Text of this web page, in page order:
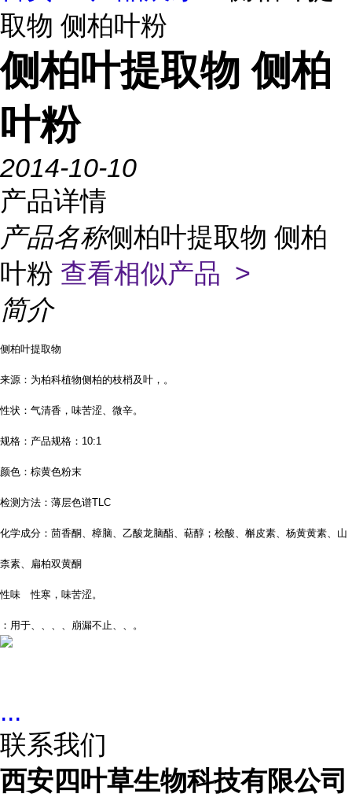
取物 侧柏叶粉
侧柏叶提取物 侧柏
叶粉
2014-10-10
产品详情
产品名称侧柏叶提取物 侧柏
叶粉 查看相似产品 >
简介
侧柏叶提取物
来源：为柏科植物侧柏的枝梢及叶，。
性状：气清香，味苦涩、微辛。
规格：产品规格：10:1
颜色：棕黄色粉末
检测方法：薄层色谱TLC
化学成分：茴香酮、樟脑、乙酸龙脑酯、萜醇；桧酸、槲皮素、杨黄黄素、山
柰素、扁柏双黄酮
性味 性寒，味苦涩。
：用于、、、、崩漏不止、、。
...
联系我们
西安四叶草生物科技有限公司